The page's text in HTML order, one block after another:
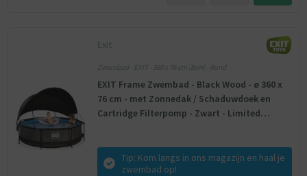
Exit
Zwembad - EXIT - 360 x 76 cm (BxH) - Rond
EXIT Frame Zwembad - Black Wood - ø 360 x
76 cm - met Zonnedak / Schaduwdoek en
Cartridge Filterpomp - Zwart - Limited
Tip: Kom langs in ons magazijn en haal je
zwembad op!